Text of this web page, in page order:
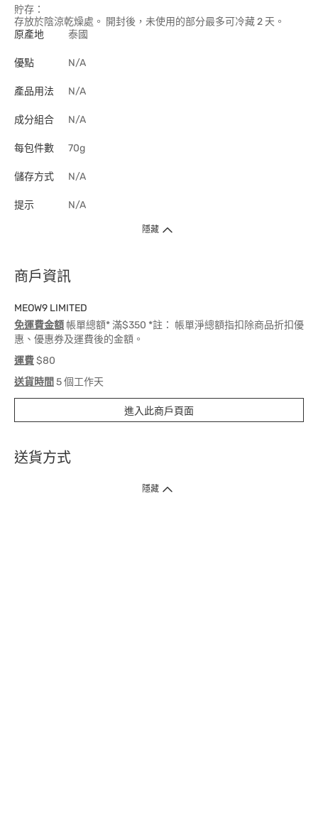
貯存：
存放於陰涼乾燥處。 開封後，未使用的部分最多可冷藏 2 天。
原產地
泰國
優點 N/A
產品用法 N/A
成分組合 N/A
每包件數 70g
儲存方式 N/A
提示 N/A
隱藏
商戶資訊
MEOW9 LIMITED
免運費金額 帳單總額* 滿$350 *註： 帳單淨總額指扣除商品折扣優
惠、優惠券及運費後的金額。
運費$80
送貨時間 5 個工作天
進入此商戶頁面
送貨方式
1. 送貨到府（受衛生署條例規管產品除外 ）
隱藏